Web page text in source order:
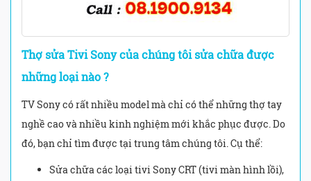
Thợ sửa Tivi Sony của chúng tôi sửa chữa được
những loại nào ?
TV Sony có rất nhiều model mà chỉ có thể những thợ tay
nghề cao và nhiều kinh nghiệm mới khắc phục được. Do
đó, bạn chỉ tìm được tại trung tâm chúng tôi. Cụ thể:
Sửa chữa các loại tivi Sony CRT (tivi màn hình lồi),